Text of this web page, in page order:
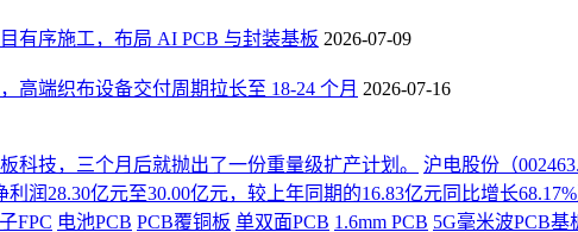
有序施工，布局 AI PCB 与封装基板 2026-07-09
高端织布设备交付周期拉长至 18-24 个月 2026-07-16
科技，三个月后就抛出了一份重量级扩产计划。
沪电股份（
润28.30亿元至30.00亿元，较上年同期的16.83亿元同比增长68.17%
FPC 电池PCB PCB覆铜板 单双面PCB 1.6mm PCB 5G毫米波PCB基